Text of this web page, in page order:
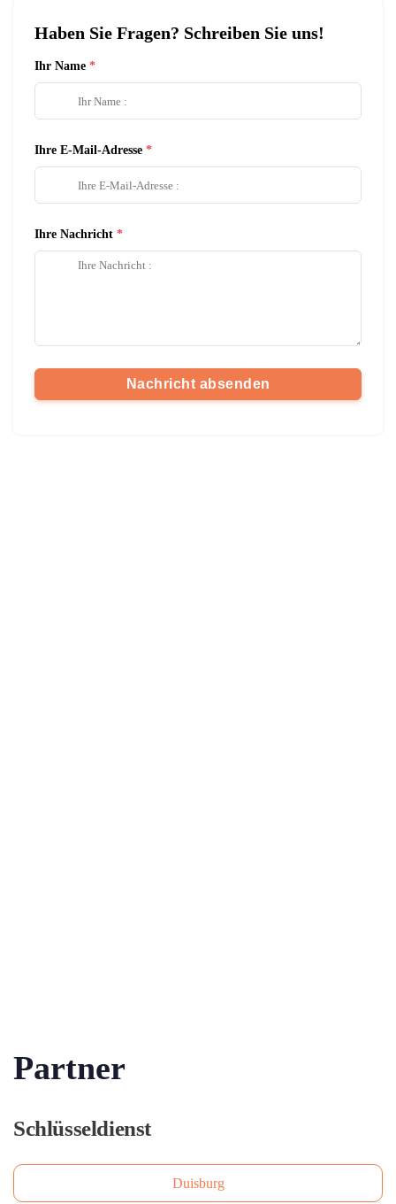
Haben Sie Fragen? Schreiben Sie uns!
Ihr Name
Ihre E-Mail-Adresse
Ihre Nachricht
Nachricht absenden
Partner
Schlüsseldienst
Duisburg